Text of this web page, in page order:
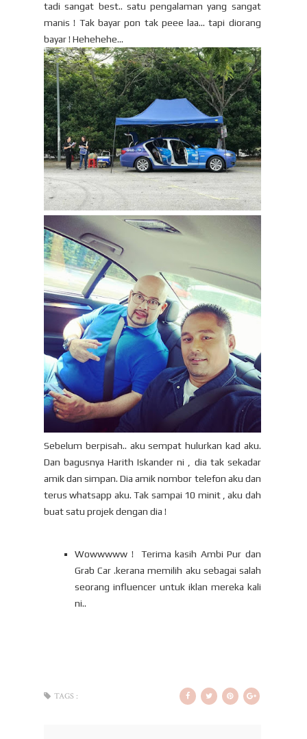
tadi sangat best.. satu pengalaman yang sangat
manis ! Tak bayar pon tak peee laa... tapi diorang
bayar ! Hehehehe...
Sebelum berpisah.. aku sempat hulurkan kad aku.
Dan bagusnya Harith Iskander ni , dia tak sekadar
amik dan simpan. Dia amik nombor telefon aku dan
terus whatsapp aku. Tak sampai 10 minit , aku dah
buat satu projek dengan dia !
Wowwwww ! Terima kasih Ambi Pur dan
Grab Car .kerana memilih aku sebagai salah
seorang influencer untuk iklan mereka kali
ni..
TAGS :